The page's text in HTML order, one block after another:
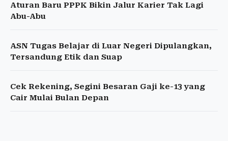
Aturan Baru PPPK Bikin Jalur Karier Tak Lagi
Abu-Abu
ASN Tugas Belajar di Luar Negeri Dipulangkan,
Tersandung Etik dan Suap
Cek Rekening, Segini Besaran Gaji ke-13 yang
Cair Mulai Bulan Depan